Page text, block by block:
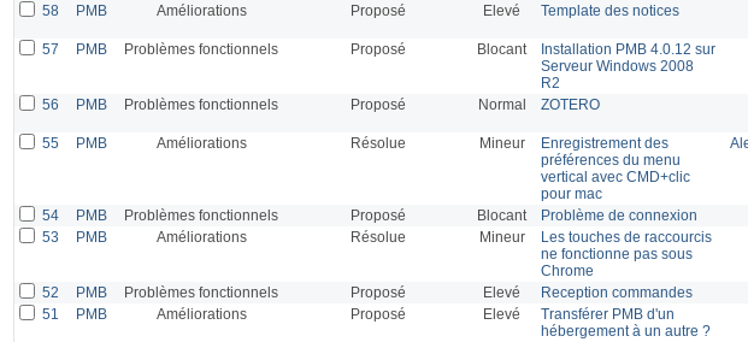
58
PMB Améliorations Proposé Elevé Template des notices
57 PMB Problèmes fonctionnels Proposé Blocant
Installation PMB 4.0.12 sur
Serveur Windows 2008
R2
56 PMB Problèmes fonctionnels Proposé Normal ZOTERO
55 PMB Améliorations Résolue Mineur
Enregistrement des
préférences du menu
vertical avec CMD+clic
pour mac
54 PMB Problèmes fonctionnels Proposé Blocant Problème de connexion
53
PMB Améliorations Résolue Mineur
Les touches de raccourcis
ne fonctionne pas sous
Chrome
52 PMB Problèmes fonctionnels Proposé Elevé Reception commandes
51
PMB Améliorations Proposé Elevé
Transférer PMB d'un
hébergement à un autre ?